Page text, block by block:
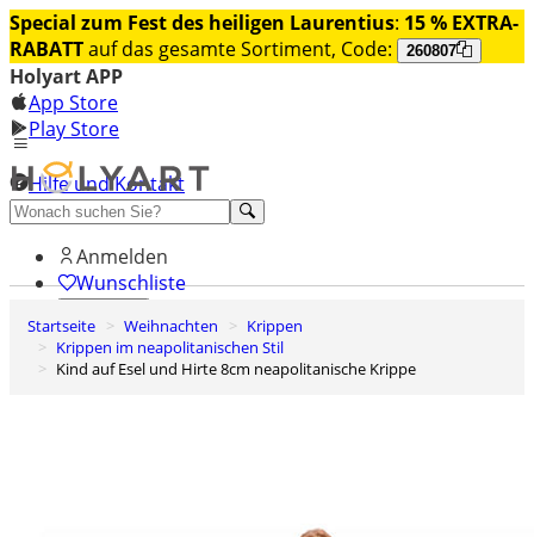
Special zum Fest des heiligen Laurentius: 15 % EXTRA-
RABATTauf das gesamte Sortiment, Code: 260807
Holyart APP
App Store
Play Store
Hilfe und Kontakt
Entdecken Sie Premium
Anmelden
Wunschliste
0
Warenkorb
Startseite Weihnachten
Krippen
Krippen im neapolitanischen Stil
Kind auf Esel und Hirte 8cm neapolitanische Krippe